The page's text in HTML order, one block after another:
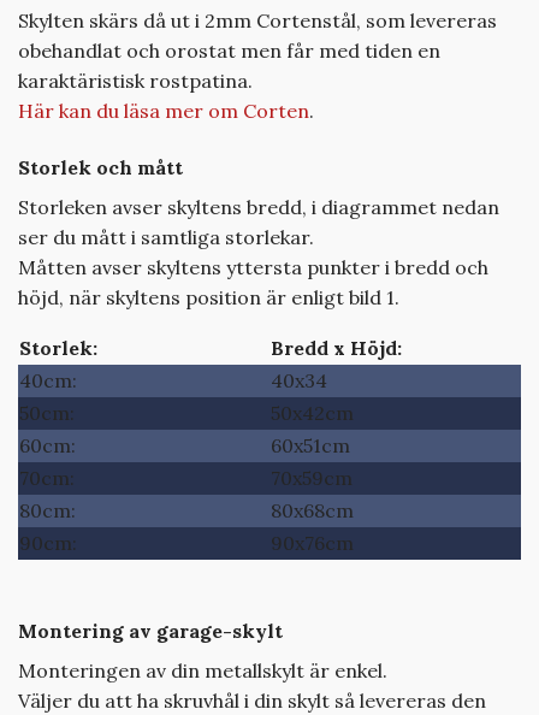
Skylten skärs då ut i 2mm Cortenstål, som levereras
obehandlat och orostat men får med tiden en
karaktäristisk rostpatina.
Här kan du läsa mer om Corten.
Storlek och mått
Storleken avser skyltens bredd, i diagrammet nedan
ser du mått i samtliga storlekar.
Måtten avser skyltens yttersta punkter i bredd och
höjd, när skyltens position är enligt bild 1.
Storlek:
Bredd x Höjd:
40cm:
40x34
50cm:
50x42cm
60cm:
60x51cm
70cm:
70x59cm
80cm:
80x68cm
90cm:
90x76cm
Montering av garage-skylt
Monteringen av din metallskylt är enkel.
Väljer du att ha skruvhål i din skylt så levereras den